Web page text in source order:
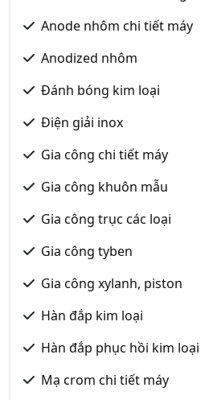
Anode nhôm chi tiết máy
Anodized nhôm
Đánh bóng kim loại
Điện giải inox
Gia công chi tiết máy
Gia công khuôn mẫu
Gia công trục các loại
Gia công tyben
Gia công xylanh, piston
Hàn đắp kim loại
Hàn đắp phục hồi kim loại
Mạ crom chi tiết máy